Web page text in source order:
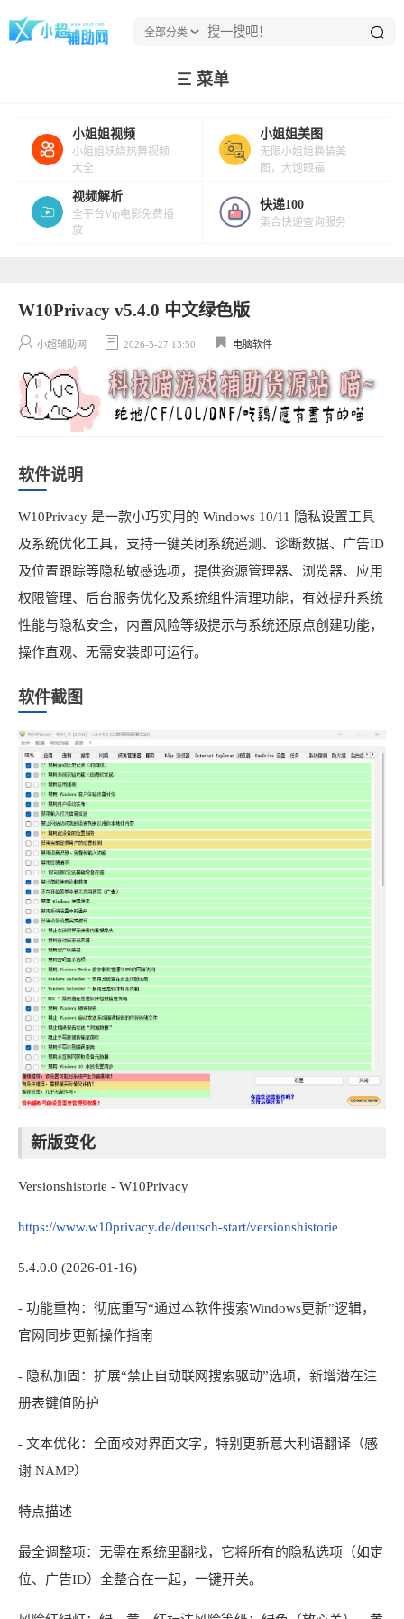
菜单
小姐姐视频
小姐姐妖娆热舞视频
大全
小姐姐美图
无限小姐姐换装美
图，大饱眼福
视频解析
全平台Vip电影免费播
放
快递100
集合快递查询服务
W10Privacy v5.4.0 中文绿色版
小超辅助网 2026-5-27 13:50 电脑软件
软件说明
W10Privacy 是一款小巧实用的 Windows 10/11 隐私设置工具
及系统优化工具，支持一键关闭系统遥测、诊断数据、广告ID
及位置跟踪等隐私敏感选项，提供资源管理器、浏览器、应用
权限管理、后台服务优化及系统组件清理功能，有效提升系统
性能与隐私安全，内置风险等级提示与系统还原点创建功能，
操作直观、无需安装即可运行。
软件截图
新版变化
Versionshistorie - W10Privacy
https://www.w10privacy.de/deutsch-start/versionshistorie
5.4.0.0 (2026-01-16)
- 功能重构：彻底重写“通过本软件搜索Windows更新”逻辑，
官网同步更新操作指南
- 隐私加固：扩展“禁止自动联网搜索驱动”选项，新增潜在注
册表键值防护
- 文本优化：全面校对界面文字，特别更新意大利语翻译（感
谢 NAMP）
特点描述
最全调整项：无需在系统里翻找，它将所有的隐私选项（如定
位、广告ID）全整合在一起，一键开关。